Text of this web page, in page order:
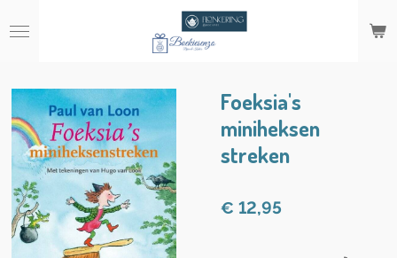
direct
hoofdinhoud
Foeksia's
miniheksen
streken
€ 12,95